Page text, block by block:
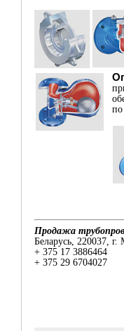
по
Продажа
Беларусь, 220037,
+ 375 17 3886464
+ 375 29 6704027